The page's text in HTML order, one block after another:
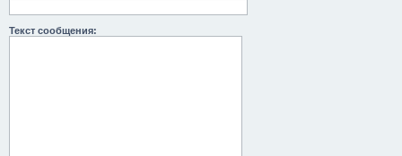
Текст сообщения: